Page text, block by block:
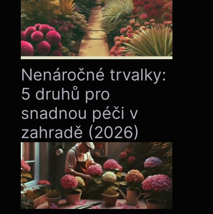
Nenáročné trvalky:
5 druhů pro
snadnou péči v
zahradě (2026)